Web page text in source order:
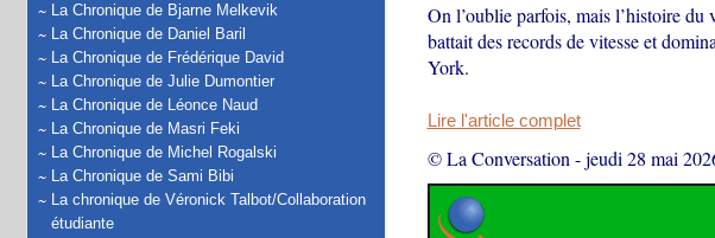
La Chronique de Bjarne Melkevik
La Chronique de Daniel Baril
La Chronique de Frédérique David
La Chronique de Julie Dumontier
La Chronique de Léonce Naud
La Chronique de Masri Feki
La Chronique de Michel Rogalski
La Chronique de Sami Bibi
La chronique de Véronick Talbot/Collaboration
étudiante
On l’oublie parfois, mais l’histoire
battait des records de vitesse et
York.
Lire l'article complet
© La Conversation -jeudi 28 mai